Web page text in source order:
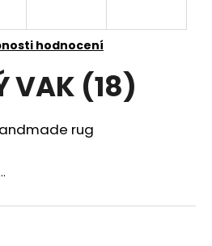
hodnocení
VAK (18)
rug